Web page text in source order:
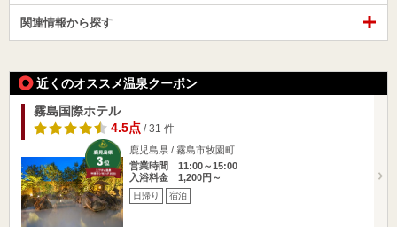
関連情報から探す
近くのオススメ温泉クーポン
霧島国際ホテル
4.5点/ 31 件
鹿児島県 / 霧島市牧園町
営業時間 11:00～15:00
入浴料金 1,200円～
日帰り 宿泊